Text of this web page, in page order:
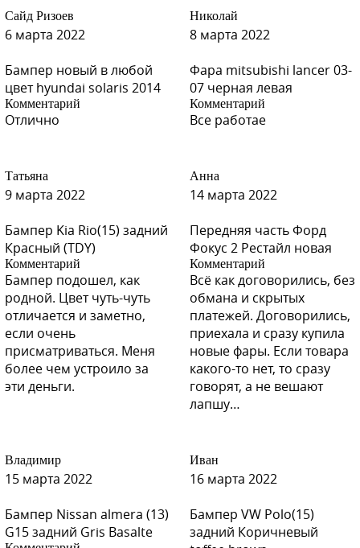
Сайд Ризоев
6 марта 2022
Бампер новый в любой
цвет hyundai solaris 2014
Комментарий
Отлично
Николай
8 марта 2022
Фара mitsubishi lancer 03-
07 черная левая
Комментарий
Все работае
Татьяна
9 марта 2022
Бампер Kia Rio(15) задний
Красный (TDY)
Комментарий
Бампер подошел, как
родной. Цвет чуть-чуть
отличается и заметно,
если очень
присматриваться. Меня
более чем устроило за
эти деньги.
Анна
14 марта 2022
Передняя часть Форд
Фокус 2 Рестайл новая
Комментарий
Всё как договорились, без
обмана и скрытых
платежей. Договорились,
приехала и сразу купила
новые фары. Если товара
какого-то нет, то сразу
говорят, а не вешают
лапшу…
Владимир
15 марта 2022
Бампер Nissan almera (13)
G15 задний Gris Basalte
Иван
16 марта 2022
Бампер VW Polo(15)
задний Коричневый